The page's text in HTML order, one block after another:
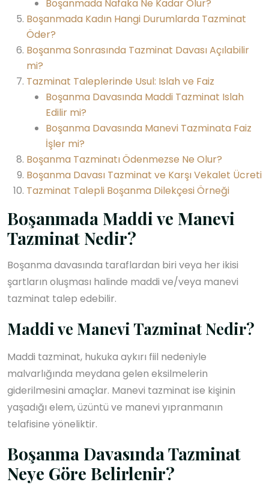
Boşanmada Nafaka Ne Kadar Olur?
Boşanmada Kadın Hangi Durumlarda Tazminat
Öder?
Boşanma Sonrasında Tazminat Davası Açılabilir
mi?
Tazminat Taleplerinde Usul: Islah ve Faiz
Boşanma Davasında Maddi Tazminat Islah
Edilir mi?
Boşanma Davasında Manevi Tazminata Faiz
İşler mi?
Boşanma Tazminatı Ödenmezse Ne Olur?
Boşanma Davası Tazminat ve Karşı Vekalet Ücreti
Tazminat Talepli Boşanma Dilekçesi Örneği
Boşanmada Maddi ve Manevi
Tazminat Nedir?
Boşanma davasında taraflardan biri veya her ikisi
şartların oluşması halinde maddi ve/veya manevi
tazminat talep edebilir.
Maddi ve Manevi Tazminat Nedir?
Maddi tazminat, hukuka aykırı fiil nedeniyle
malvarlığında meydana gelen eksilmelerin
giderilmesini amaçlar. Manevi tazminat ise kişinin
yaşadığı elem, üzüntü ve manevi yıpranmanın
telafisine yöneliktir.
Boşanma Davasında Tazminat
Neye Göre Belirlenir?